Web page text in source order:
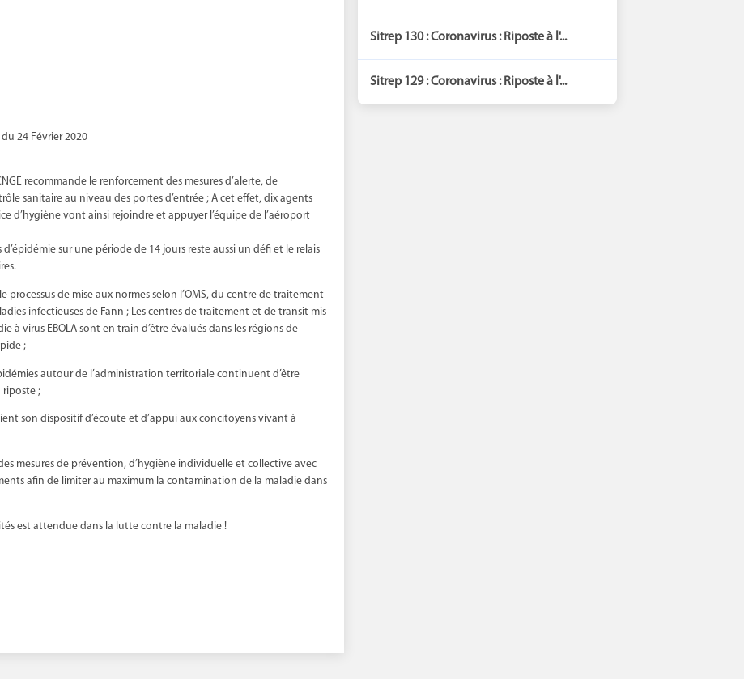
24 Février 2020
recommande le renforcement des mesures d’alerte, de
sanitaire au niveau des portes d’entrée ; A cet effet, dix agents
d’hygiène vont ainsi rejoindre et appuyer l’équipe de l’aéroport
sur une période de 14 jours reste aussi un défi et le relais
processus de mise aux normes selon l’OMS, du centre de traitement
infectieuses de Fann ; Les centres de traitement et de transit mis
à virus EBOLA sont en train d’être évalués dans les régions de
;
autour de l’administration territoriale continuent d’être
riposte ;
son dispositif d’écoute et d’appui aux concitoyens vivant à
mesures de prévention, d’hygiène individuelle et collective avec
afin de limiter au maximum la contamination de la maladie dans
est attendue dans la lutte contre la maladie !
Sitrep 130 : Coronavirus : Riposte à l'...
Sitrep 129 : Coronavirus : Riposte à l'...